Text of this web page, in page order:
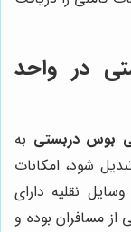
در واحد
بوس دربستی به
شود، امکانات
نقلیه دارای
مسافران بوده و